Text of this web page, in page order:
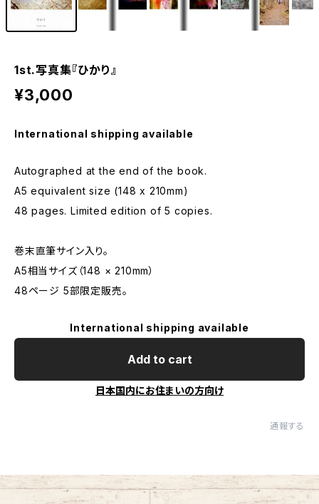
1st.写真集『ひかり』
¥3,000
International shipping available
Autographed at the end of the book.
A5 equivalent size (148 x 210mm)
48 pages. Limited edition of 5 copies.
巻末直筆サイン入り。
A5相当サイズ（148 × 210mm）
48ページ 5部限定販売。
International shipping available
Add to cart
日本国内にお住まいの方向け
通報する